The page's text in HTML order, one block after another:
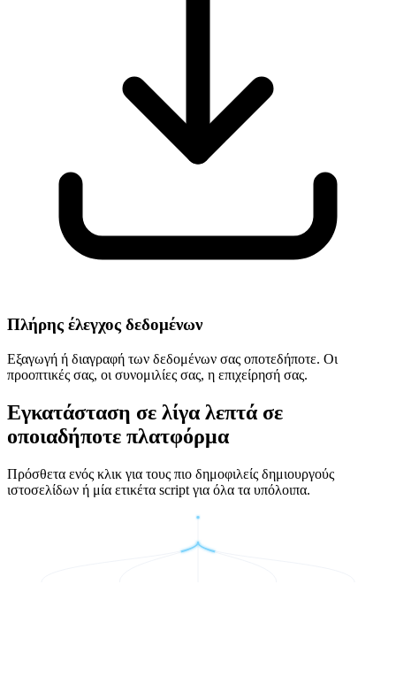
Πλήρης έλεγχος δεδομένων
Εξαγωγή ή διαγραφή των δεδομένων σας οποτεδήποτε. Οι
προοπτικές σας, οι συνομιλίες σας, η επιχείρησή σας.
Εγκατάσταση σε λίγα λεπτά σε
οποιαδήποτε πλατφόρμα
Πρόσθετα ενός κλικ για τους πιο δημοφιλείς δημιουργούς
ιστοσελίδων ή μία ετικέτα script για όλα τα υπόλοιπα.